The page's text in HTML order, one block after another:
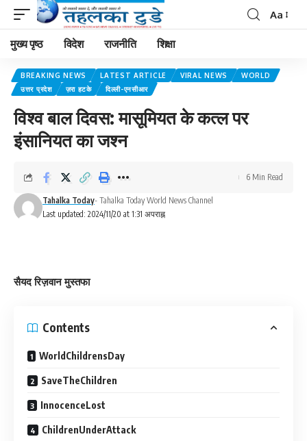
Aa
मुख्य पृष्ठ विदेश राजनीति शिक्षा
BREAKING NEWS LATEST ARTICLE VIRAL NEWS
WORLD
उत्तर प्रदेश
ज़रा हटके दिल्ली-एनसीआर
विश्व बाल दिवस: मासूमियत के कत्ल पर
इंसानियत का जश्न
Last updated: 2024/11/20 at 1:31 अपराह्न
Tahalka Today- Tahalka Today World News Channel
6 Min Read
सैयद रिज़वान मुस्तफा
Contents
WorldChildrensDay
SaveTheChildren
InnocenceLost
ChildrenUnderAttack